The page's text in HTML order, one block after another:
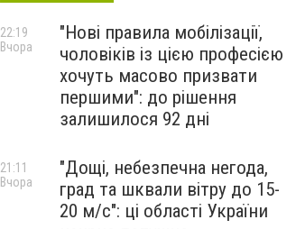
"Нові правила мобілізації,
чоловіків із цією професією
хочуть масово призвати
першими": до рішення
залишилося 92 дні
22:19
Вчора
"Дощі, небезпечна негода,
град та шквали вітру до 15-
20 м/с": ці області України
21:11
Вчора